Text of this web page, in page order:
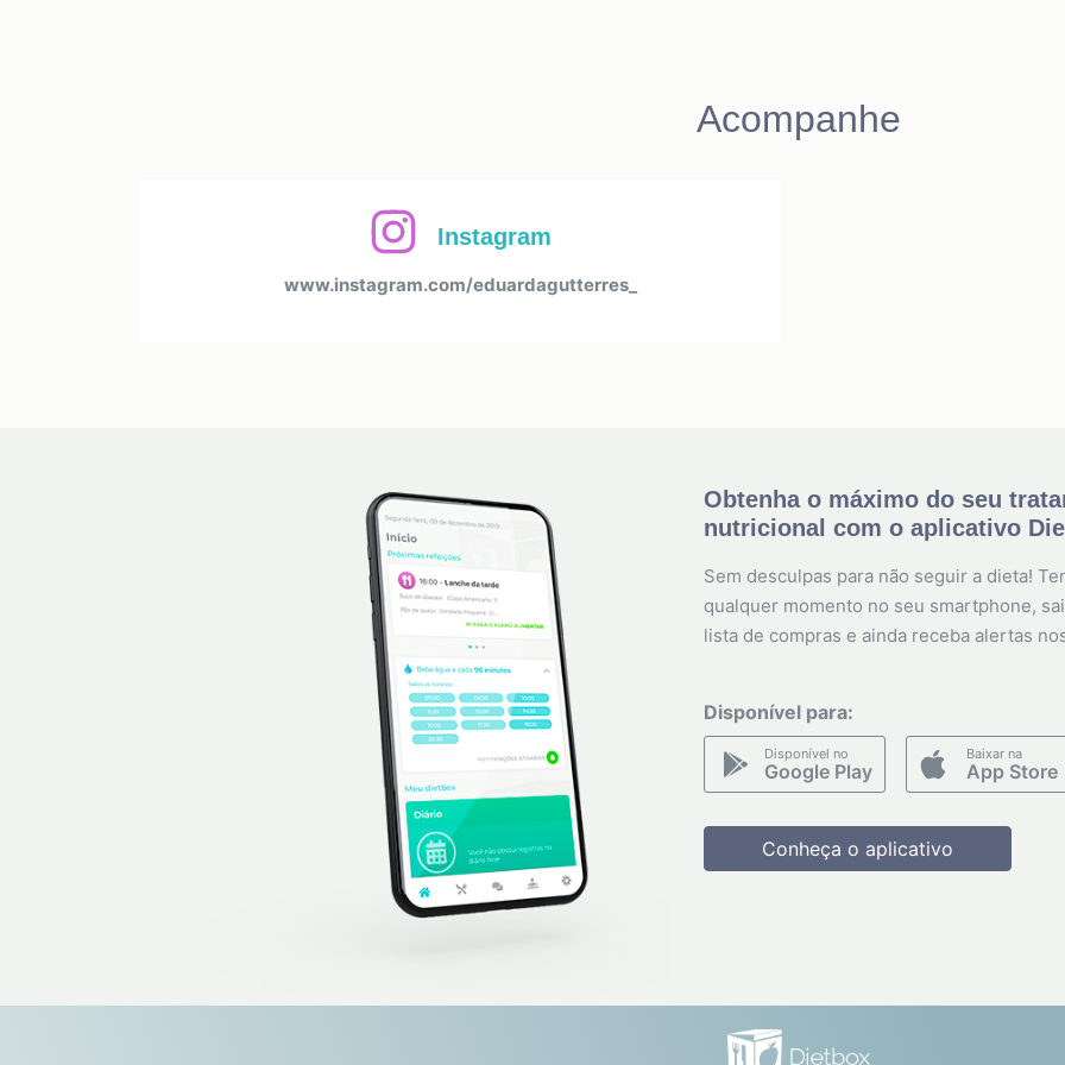
Acompanhe
Instagram
www.instagram.com/eduardagutterres_
Obtenha o máximo do seu
nutricional com o aplicativo
Sem desculpas para não seguir a dieta!
qualquer momento no seu smartphone,
lista de compras e ainda receba alertas
Disponível para:
Disponível no
Google Play
Baixar na
App Store
Conheça o aplicativo